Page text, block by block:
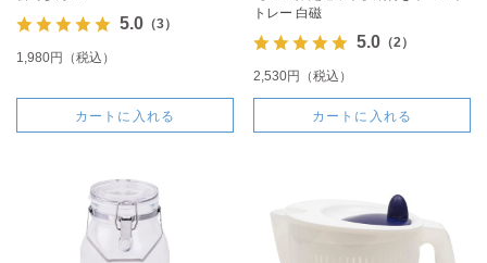
5.0（3）
1,980円（税込）
カートに入れる
トレー 白磁
5.0（2）
2,530円（税込）
カートに入れる